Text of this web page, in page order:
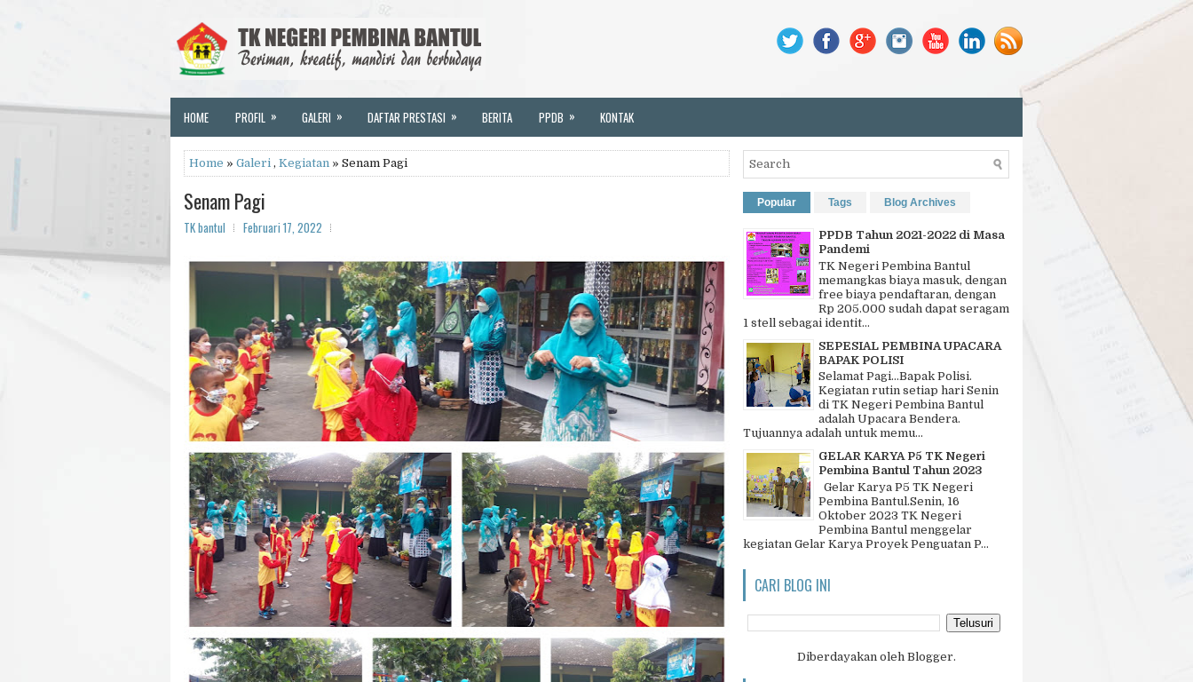
HOME PROFIL » GALERI » DAFTAR PRESTASI » BERITA PPDB » KONTAK
Home » Galeri , Kegiatan » Senam Pagi
Senam Pagi
TK bantul Februari 17, 2022
Popular Tags Blog Archives
PPDB Tahun 2021-2022 di Masa
Pandemi
TK Negeri Pembina Bantul
memangkas biaya masuk, dengan
free biaya pendaftaran, dengan
Rp 205.000 sudah dapat seragam
1 stell sebagai identit...
SEPESIAL PEMBINA UPACARA
BAPAK POLISI
Selamat Pagi…Bapak Polisi.
Kegiatan rutin setiap hari Senin
di TK Negeri Pembina Bantul
adalah Upacara Bendera.
Tujuannya adalah untuk memu...
GELAR KARYA P5 TK Negeri
Pembina Bantul Tahun 2023
Gelar Karya P5 TK Negeri
Pembina Bantul.Senin, 16
Oktober 2023 TK Negeri
Pembina Bantul menggelar
kegiatan Gelar Karya Proyek Penguatan P...
CARI BLOG INI
Diberdayakan oleh Blogger.